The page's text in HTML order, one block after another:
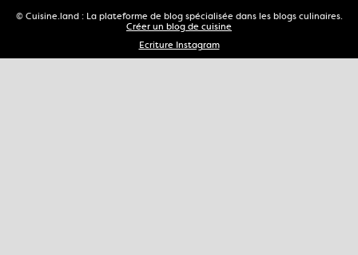
© Cuisine.land : La plateforme de blog spécialisée dans les blogs culinaires.
Créer un blog de cuisine
Ecriture Instagram